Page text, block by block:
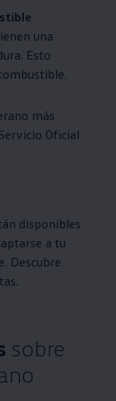
una
Esto
más
Oficial
disponibles
a tu
Descubre
sobre